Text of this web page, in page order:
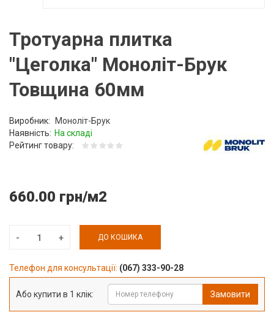
Тротуарна плитка
"Цеголка" Моноліт-Брук
Товщина 60мм
Виробник:
Моноліт-Брук
Наявність: На складі
Рейтинг товару:
660.00 грн/м2
ДО КОШИКА
Телефон для консультації: (067) 333-90-28
Або купити в 1 клік: Замовити